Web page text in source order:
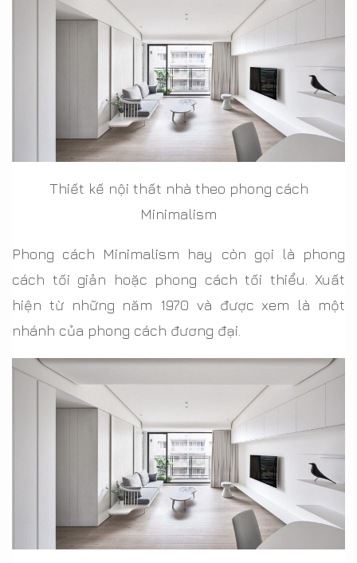
Thiết kế nội thất nhà theo phong cách
Minimalism
Phong cách Minimalism hay còn gọi là phong
cách tối giản hoặc phong cách tối thiểu. Xuất
hiện từ những năm 1970 và được xem là một
nhánh của phong cách đương đại.